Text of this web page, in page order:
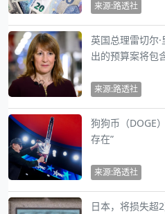
来源:路透社
英国总理雷切尔
出的预算案将包
来源:路透社
狗狗币（DOGE
存在”
来源:路透社
日本，将损失超